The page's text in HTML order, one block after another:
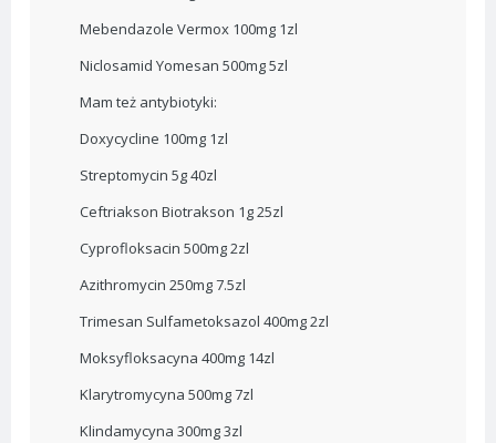
Mebendazole Vermox 100mg 1zl
Niclosamid Yomesan 500mg 5zl
Mam też antybiotyki:
Doxycycline 100mg 1zl
Streptomycin 5g 40zl
Ceftriakson Biotrakson 1g 25zl
Cyprofloksacin 500mg 2zl
Azithromycin 250mg 7.5zl
Trimesan Sulfametoksazol 400mg 2zl
Moksyfloksacyna 400mg 14zl
Klarytromycyna 500mg 7zl
Klindamycyna 300mg 3zl